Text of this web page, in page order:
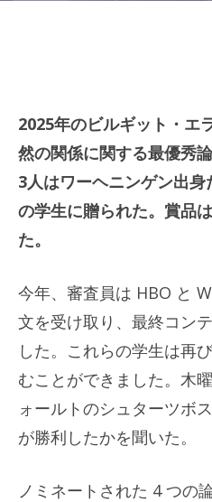
2025年のビルギット・エ
然の関係に関する最優秀
3人はワーヘニンゲン出
の学生に贈られた。賞品
た。
今年、審査員は HBO と
文を受け取り、最終コン
した。これらの学生は再
むことができました。木
ォールトのシュターツボ
が勝利したかを聞いた。
ノミネートされた 4 つの